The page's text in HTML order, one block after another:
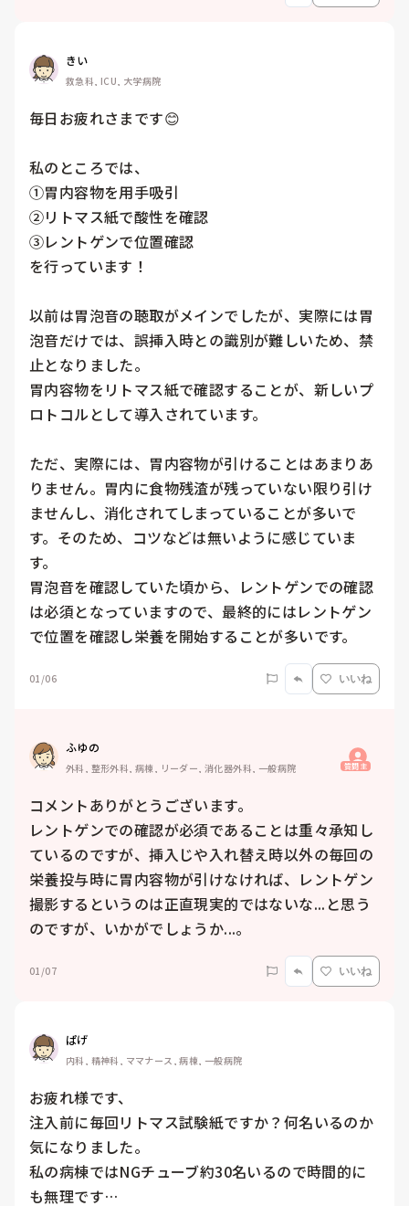
きい
救急科, ICU, 大学病院
毎日お疲れさまです😊
私のところでは、
①胃内容物を用手吸引
②リトマス紙で酸性を確認
③レントゲンで位置確認
を行っています！
以前は胃泡音の聴取がメインでしたが、実際には胃
泡音だけでは、誤挿入時との識別が難しいため、禁
止となりました。
胃内容物をリトマス紙で確認することが、新しいプ
ロトコルとして導入されています。
ただ、実際には、胃内容物が引けることはあまりあ
りません。胃内に食物残渣が残っていない限り引け
ませんし、消化されてしまっていることが多いで
す。そのため、コツなどは無いように感じていま
す。
胃泡音を確認していた頃から、レントゲンでの確認
は必須となっていますので、最終的にはレントゲン
で位置を確認し栄養を開始することが多いです。
01/06 いいね
ふゆの
外科, 整形外科, 病棟, リーダー, 消化器外科, 一般病院 質問主
コメントありがとうございます。
レントゲンでの確認が必須であることは重々承知し
ているのですが、挿入じや入れ替え時以外の毎回の
栄養投与時に胃内容物が引けなければ、レントゲン
撮影するというのは正直現実的ではないな...と思う
のですが、いかがでしょうか...。
01/07 いいね
ぱげ
内科, 精神科, ママナース, 病棟, 一般病院
お疲れ様です、
注入前に毎回リトマス試験紙ですか？何名いるのか
気になりました。
私の病棟ではNGチューブ約30名いるので時間的に
も無理です…